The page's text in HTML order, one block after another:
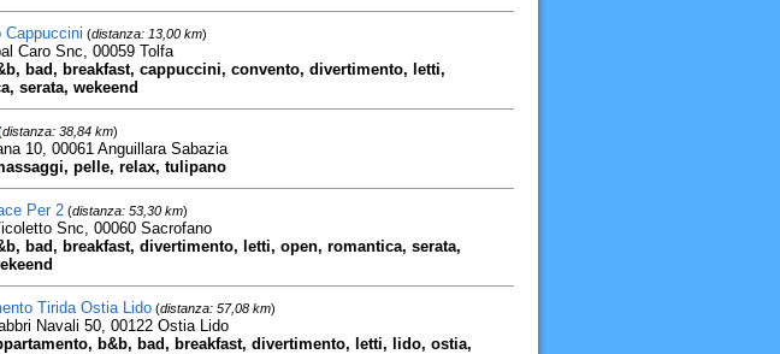
Cappuccini (distanza: 13,00 km)
Caro Snc, 00059 Tolfa
bad, breakfast, cappuccini, convento, divertimento, letti,
serata, wekeend
distanza: 38,84 km)
10, 00061 Anguillara Sabazia
pelle, relax, tulipano
Per 2(distanza: 53,30 km)
Snc, 00060 Sacrofano
bad, breakfast, divertimento, letti, open, romantica, serata,
Tirida Ostia Lido(distanza: 57,08 km)
Navali 50, 00122 Ostia Lido
b&b, bad, breakfast, divertimento, letti, lido, ostia,